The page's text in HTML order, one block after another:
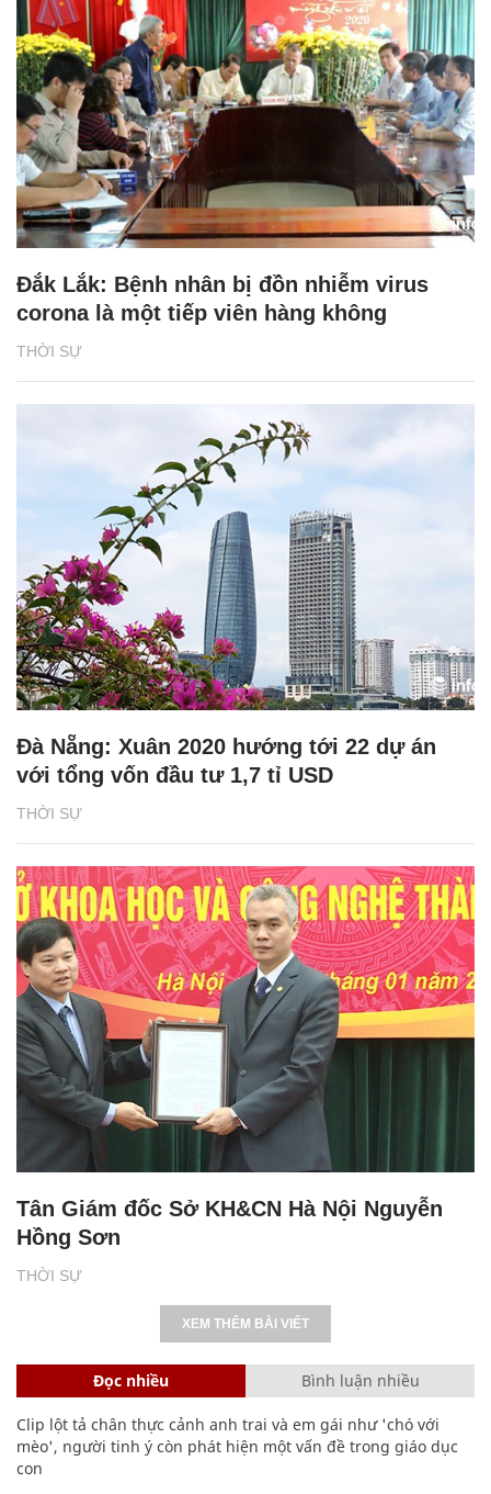
THỜI SỰ
Đắk Lắk: Bệnh nhân bị đồn nhiễm virus
corona là một tiếp viên hàng không
THỜI SỰ
Đà Nẵng: Xuân 2020 hướng tới 22 dự án
với tổng vốn đầu tư 1,7 tỉ USD
THỜI SỰ
Tân Giám đốc Sở KH&CN Hà Nội Nguyễn
Hồng Sơn
XEM THÊM BÀI VIẾT
Đọc nhiều Bình luận nhiều
Clip lột tả chân thực cảnh anh trai và em gái như 'chó với
mèo', người tinh ý còn phát hiện một vấn đề trong giáo dục
con